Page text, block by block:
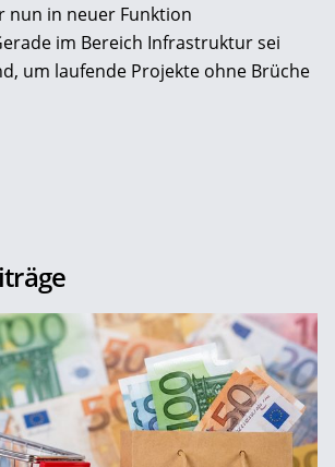
nun in neuer Funktion
im Bereich Infrastruktur sei
um laufende Projekte ohne Brüche